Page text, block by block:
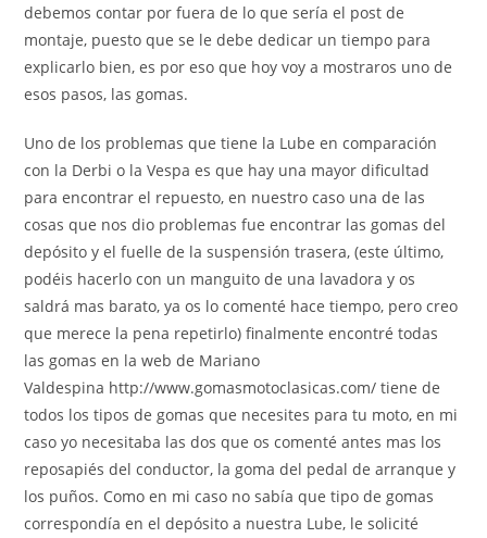
debemos contar por fuera de lo que sería el post de
montaje, puesto que se le debe dedicar un tiempo para
explicarlo bien, es por eso que hoy voy a mostraros uno de
esos pasos, las gomas.
Uno de los problemas que tiene la Lube en comparación
con la Derbi o la Vespa es que hay una mayor dificultad
para encontrar el repuesto, en nuestro caso una de las
cosas que nos dio problemas fue encontrar las gomas del
depósito y el fuelle de la suspensión trasera, (este último,
podéis hacerlo con un manguito de una lavadora y os
saldrá mas barato, ya os lo comenté hace tiempo, pero creo
que merece la pena repetirlo) finalmente encontré todas
las gomas en la web de Mariano
Valdespina http://www.gomasmotoclasicas.com/ tiene de
todos los tipos de gomas que necesites para tu moto, en mi
caso yo necesitaba las dos que os comenté antes mas los
reposapiés del conductor, la goma del pedal de arranque y
los puños. Como en mi caso no sabía que tipo de gomas
correspondía en el depósito a nuestra Lube, le solicité